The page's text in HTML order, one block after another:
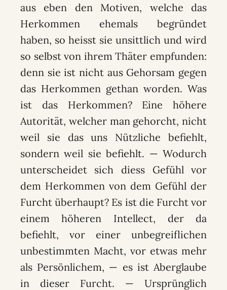
aus eben den Motiven, welche das
Herkommen ehemals begründet
haben, so heisst sie unsittlich und wird
so selbst von ihrem Thäter empfunden:
denn sie ist nicht aus Gehorsam gegen
das Herkommen gethan worden. Was
ist das Herkommen? Eine höhere
Autorität, welcher man gehorcht, nicht
weil sie das uns Nützliche befiehlt,
sondern weil sie befiehlt. — Wodurch
unterscheidet sich diess Gefühl vor
dem Herkommen von dem Gefühl der
Furcht überhaupt? Es ist die Furcht vor
einem höheren Intellect, der da
befiehlt, vor einer unbegreiflichen
unbestimmten Macht, vor etwas mehr
als Persönlichem, — es ist Aberglaube
in dieser Furcht. — Ursprünglich